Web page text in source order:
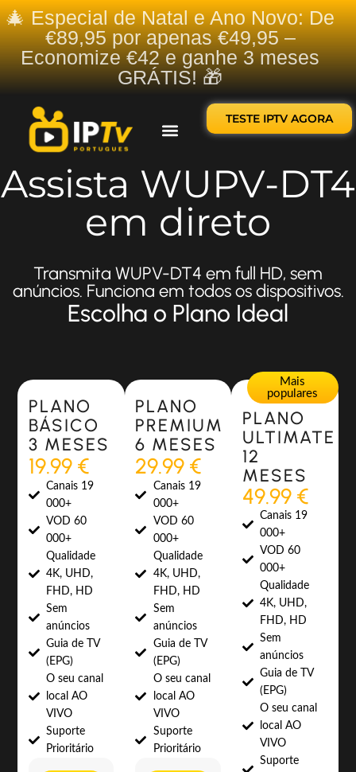
🎄 Especial de Natal e Ano Novo: De
€89,95 por apenas €49,95 –
Economize €42 e ganhe 3 meses
GRÁTIS! 🎁
TESTE IPTV AGORA
Assista WUPV-DT4
em direto
Transmita WUPV-DT4 em full HD, sem
anúncios. Funciona em todos os dispositivos.
Escolha o Plano Ideal
Most Popular
PLANO
BÁSICO
3 MESES
19.99 €
Canais 19
000+
VOD 60
000+
Qualidade
4K, UHD,
FHD, HD
Sem
anúncios
Guia de TV
(EPG)
O seu canal
local AO
VIVO
Suporte
Prioritário
Most Popular
PLANO
PREMIUM
6 MESES
29.99 €
Canais 19
000+
VOD 60
000+
Qualidade
4K, UHD,
FHD, HD
Sem
anúncios
Guia de TV
(EPG)
O seu canal
local AO
VIVO
Suporte
Prioritário
Mais
populares
PLANO
ULTIMATE
12
MESES
49.99 €
Canais 19
000+
VOD 60
000+
Qualidade
4K, UHD,
FHD, HD
Sem
anúncios
Guia de TV
(EPG)
O seu canal
local AO
VIVO
Suporte